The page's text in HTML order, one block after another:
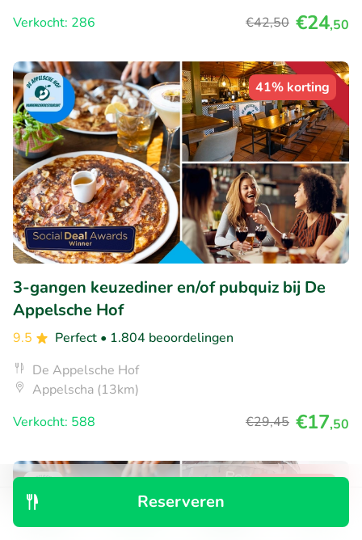
Reserveren
Verkocht: 286
€42,50 €24,50
41% korting
3-gangen keuzediner en/of pubquiz bij De
Appelsche Hof
9.5 Perfect • 1.804 beoordelingen
De Appelsche Hof
Appelscha (13km)
Verkocht: 588
€29,45 €17,50